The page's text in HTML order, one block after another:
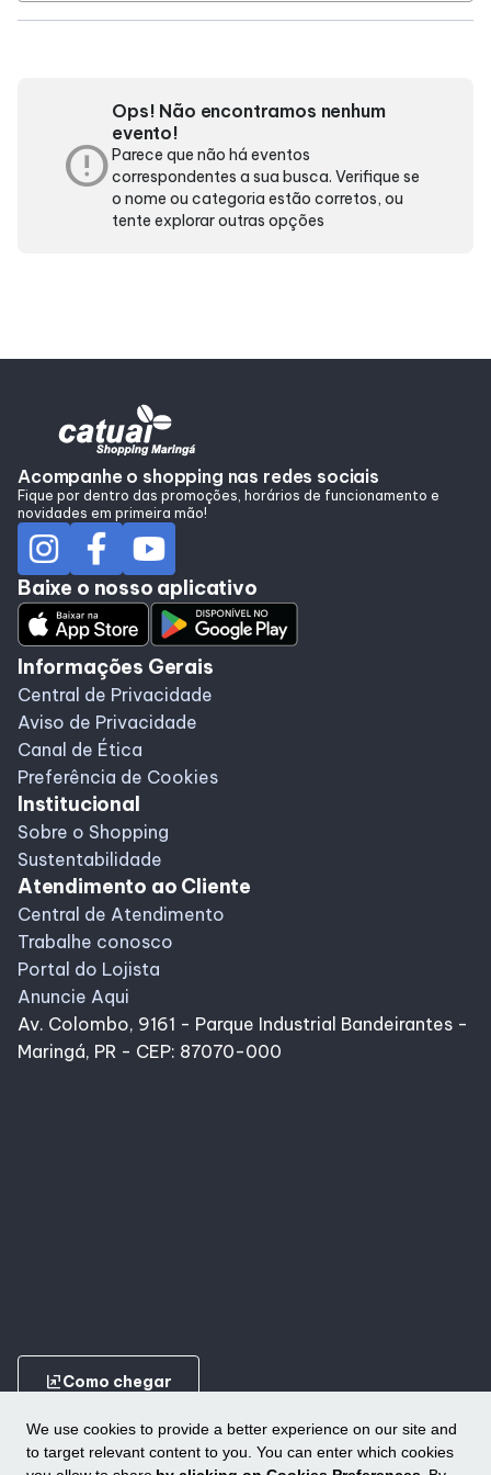
We use cookies to provide a better experience on our site and
to target relevant content to you. You can enter which cookies
Entretenimento
Cinema
Lojas
Alimentação
Programa de benefícios
error
Ops! Não encontramos nenhum
evento!
Parece que não há eventos
correspondentes a sua busca. Verifique se
o nome ou categoria estão corretos, ou
tente explorar outras opções
Acompanhe o shopping nas redes sociais
Fique por dentro das promoções, horários de funcionamento e
novidades em primeira mão!
Baixe o nosso aplicativo
Informações Gerais
Central de Privacidade
Aviso de Privacidade
Canal de Ética
Preferência de Cookies
Institucional
Sobre o Shopping
Sustentabilidade
Atendimento ao Cliente
Central de Atendimento
Trabalhe conosco
Portal do Lojista
Anuncie Aqui
Av. Colombo, 9161 - Parque Industrial Bandeirantes -
Maringá, PR - CEP: 87070-000
ungroupComo chegar